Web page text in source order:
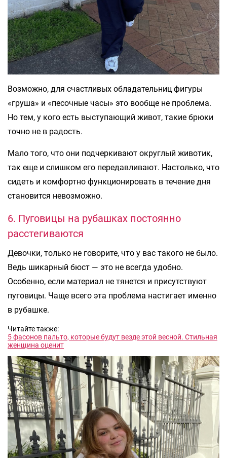
Возможно, для счастливых обладательниц фигуры
«груша» и «песочные часы» это вообще не проблема.
Но тем, у кого есть выступающий живот, такие брюки
точно не в радость.
Мало того, что они подчеркивают округлый животик,
так еще и слишком его передавливают. Настолько, что
сидеть и комфортно функционировать в течение дня
становится невозможно.
6. Пуговицы на рубашках постоянно
расстегиваются
Девочки, только не говорите, что у вас такого не было.
Ведь шикарный бюст — это не всегда удобно.
Особенно, если материал не тянется и присутствуют
пуговицы. Чаще всего эта проблема настигает именно
в рубашке.
Читайте также:
5 фасонов пальто, которые будут везде этой весной. Стильная
женщина оценит